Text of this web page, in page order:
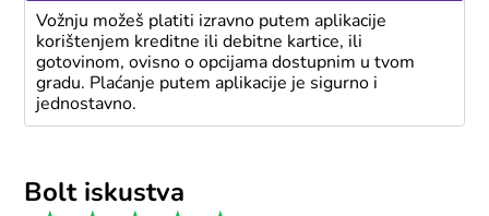
Vožnju možeš platiti izravno putem aplikacije
korištenjem kreditne ili debitne kartice, ili
gotovinom, ovisno o opcijama dostupnim u tvom
gradu. Plaćanje putem aplikacije je sigurno i
jednostavno.
Bolt iskustva